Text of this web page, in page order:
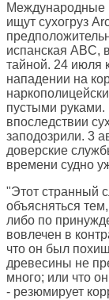
Международные
ищут сухогруз
испанская ABC,
тайной. 24 июля
нападении на
пустыми
впоследствии
заподозрили. 3
доверские
времени судно
"Этот странный
объясняться
либо по
вовлечен в
что он был
древесины не
много; или что
- резюмирует